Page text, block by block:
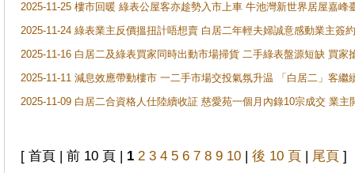
2025-11-25 樓市回暖 綠表公屋客亦趁勢入市上車 牛池灣新世界居屋嘉峰
2025-11-24 綠表業主反價搵扭計唔想賣 白居二年輕夫婦誠意感動業主簽
2025-11-16 白居二及綠表買家同時出動市場掃貨 二手綠表盤源短缺 買
2025-11-11 減息效應帶動樓市 一二手市場交投氣氛升温 「白居二」客
2025-11-09 白居二合資格人仕陸續收証 慈愛苑一個月內錄10宗成交 業
[ 首頁 | 前 10 頁 | 1 2 3 4 5 6 7 8 9 10 | 後 10 頁 | 尾頁 ]